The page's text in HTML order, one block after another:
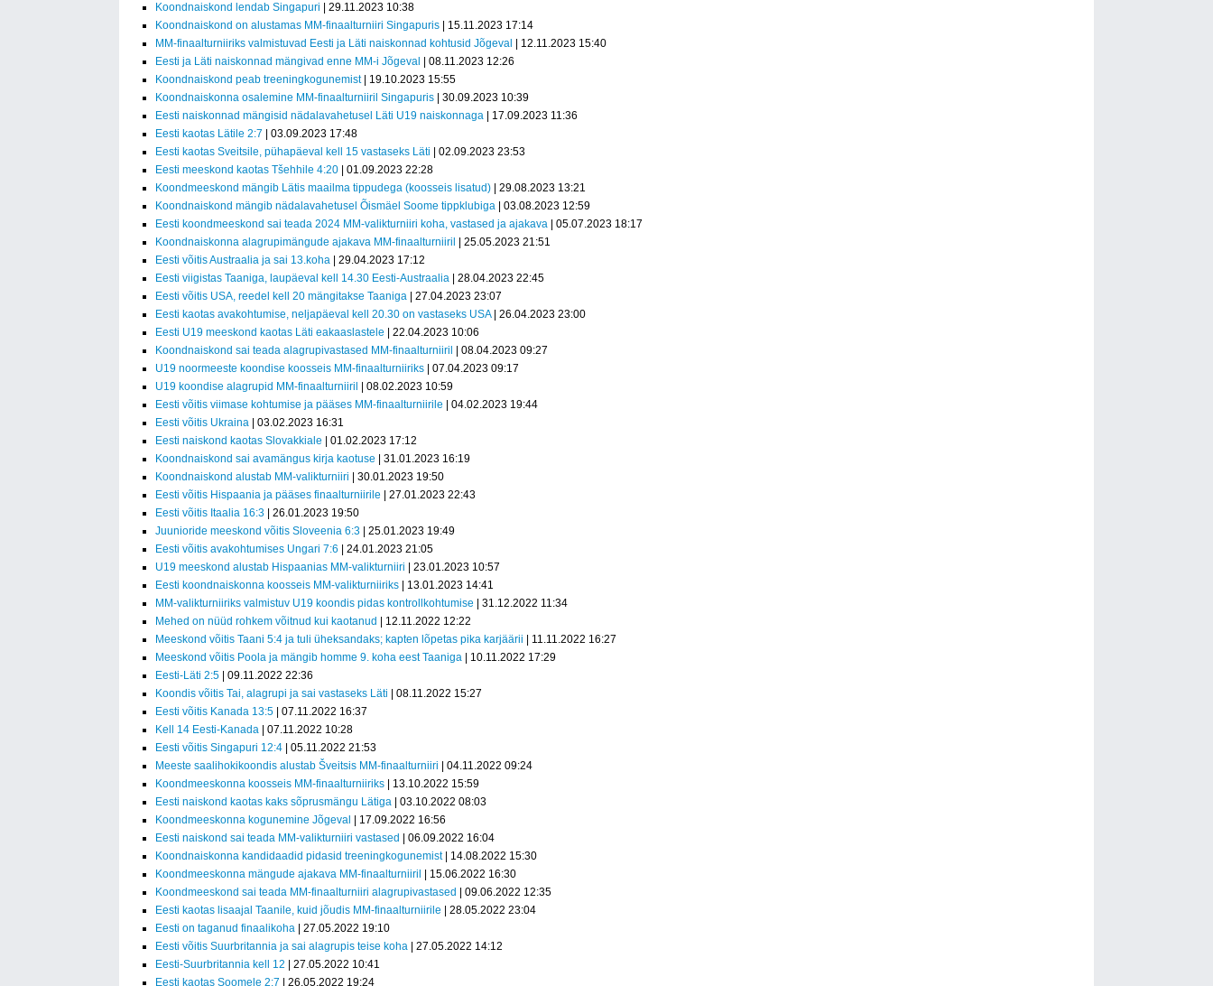
Koondnaiskond lendab Singapuri | 29.11.2023 10:38
Koondnaiskond on alustamas MM-finaalturniiri Singapuris | 15.11.2023 17:14
MM-finaalturniiriks valmistuvad Eesti ja Läti naiskonnad kohtusid Jõgeval
| 12.11.2023 15:40
Eesti ja Läti naiskonnad mängivad enne MM-i Jõgeval
| 08.11.2023 12:26
Koondnaiskond peab treeningkogunemist| 19.10.2023 15:55
Koondnaiskonna osalemine MM-finaalturniiril Singapuris | 30.09.2023 10:39
Eesti naiskonnad mängisid nädalavahetusel Läti U19 naiskonnaga | 17.09.2023 11:36
Eesti kaotas Lätile 2:7 | 03.09.2023 17:48
Eesti kaotas Sveitsile, pühapäeval kell 15 vastaseks Läti | 02.09.2023 23:53
Eesti meeskond kaotas Tšehhile 4:20 | 01.09.2023 22:28
Koondmeeskond mängib Lätis maailma tippudega (koosseis lisatud) | 29.08.2023 13:21
Koondnaiskond mängib nädalavahetusel Õismäel Soome tippklubiga | 03.08.2023 12:59
Eesti koondmeeskond sai teada 2024 MM-valikturniiri koha, vastased ja ajakava | 05.07.2023 18:17
Koondnaiskonna alagrupimängude ajakava MM-finaalturniiril
| 25.05.2023 21:51
Eesti võitis Austraalia ja sai 13.koha | 29.04.2023 17:12
Eesti viigistas Taaniga, laupäeval kell 14.30 Eesti-Austraalia | 28.04.2023 22:45
Eesti võitis USA, reedel kell 20 mängitakse Taaniga | 27.04.2023 23:07
Eesti kaotas avakohtumise, neljapäeval kell 20.30 on vastaseks USA| 26.04.2023 23:00
Eesti U19 meeskond kaotas Läti eakaaslastele
| 22.04.2023 10:06
Koondnaiskond sai teada alagrupivastased MM-finaalturniiril
| 08.04.2023 09:27
U19 noormeeste koondise koosseis MM-finaalturniiriks | 07.04.2023 09:17
U19 koondise alagrupid MM-finaalturniiril
| 08.02.2023 10:59
Eesti võitis viimase kohtumise ja pääses MM-finaalturniirile | 04.02.2023 19:44
Eesti võitis Ukraina | 03.02.2023 16:31
Eesti naiskond kaotas Slovakkiale | 01.02.2023 17:12
Koondnaiskond sai avamängus kirja kaotuse | 31.01.2023 16:19
Koondnaiskond alustab MM-valikturniiri | 30.01.2023 19:50
Eesti võitis Hispaania ja pääses finaalturniirile | 27.01.2023 22:43
Eesti võitis Itaalia 16:3 | 26.01.2023 19:50
Juunioride meeskond võitis Sloveenia 6:3 | 25.01.2023 19:49
Eesti võitis avakohtumises Ungari 7:6 | 24.01.2023 21:05
U19 meeskond alustab Hispaanias MM-valikturniiri | 23.01.2023 10:57
Eesti koondnaiskonna koosseis MM-valikturniiriks | 13.01.2023 14:41
MM-valikturniiriks valmistuv U19 koondis pidas kontrollkohtumise | 31.12.2022 11:34
Mehed on nüüd rohkem võitnud kui kaotanud
| 12.11.2022 12:22
Meeskond võitis Taani 5:4 ja tuli üheksandaks; kapten lõpetas pika karjäärii | 11.11.2022 16:27
Meeskond võitis Poola ja mängib homme 9. koha eest Taaniga | 10.11.2022 17:29
Eesti-Läti 2:5 | 09.11.2022 22:36
Koondis võitis Tai, alagrupi ja sai vastaseks Läti | 08.11.2022 15:27
Eesti võitis Kanada 13:5 | 07.11.2022 16:37
Kell 14 Eesti-Kanada | 07.11.2022 10:28
Eesti võitis Singapuri 12:4 | 05.11.2022 21:53
Meeste saalihokikoondis alustab Šveitsis MM-finaalturniiri | 04.11.2022 09:24
Koondmeeskonna koosseis MM-finaalturniiriks | 13.10.2022 15:59
Eesti naiskond kaotas kaks sõprusmängu Lätiga | 03.10.2022 08:03
Koondmeeskonna kogunemine Jõgeval
| 17.09.2022 16:56
Eesti naiskond sai teada MM-valikturniiri vastased
| 06.09.2022 16:04
Koondnaiskonna kandidaadid pidasid treeningkogunemist| 14.08.2022 15:30
Koondmeeskonna mängude ajakava MM-finaalturniiril
| 15.06.2022 16:30
Koondmeeskond sai teada MM-finaalturniiri alagrupivastased
| 09.06.2022 12:35
Eesti kaotas lisaajal Taanile, kuid jõudis MM-finaalturniirile | 28.05.2022 23:04
Eesti on taganud finaalikoha | 27.05.2022 19:10
Eesti võitis Suurbritannia ja sai alagrupis teise koha | 27.05.2022 14:12
Eesti-Suurbritannia kell 12 | 27.05.2022 10:41
Eesti kaotas Soomele 2:7 | 26.05.2022 19:24